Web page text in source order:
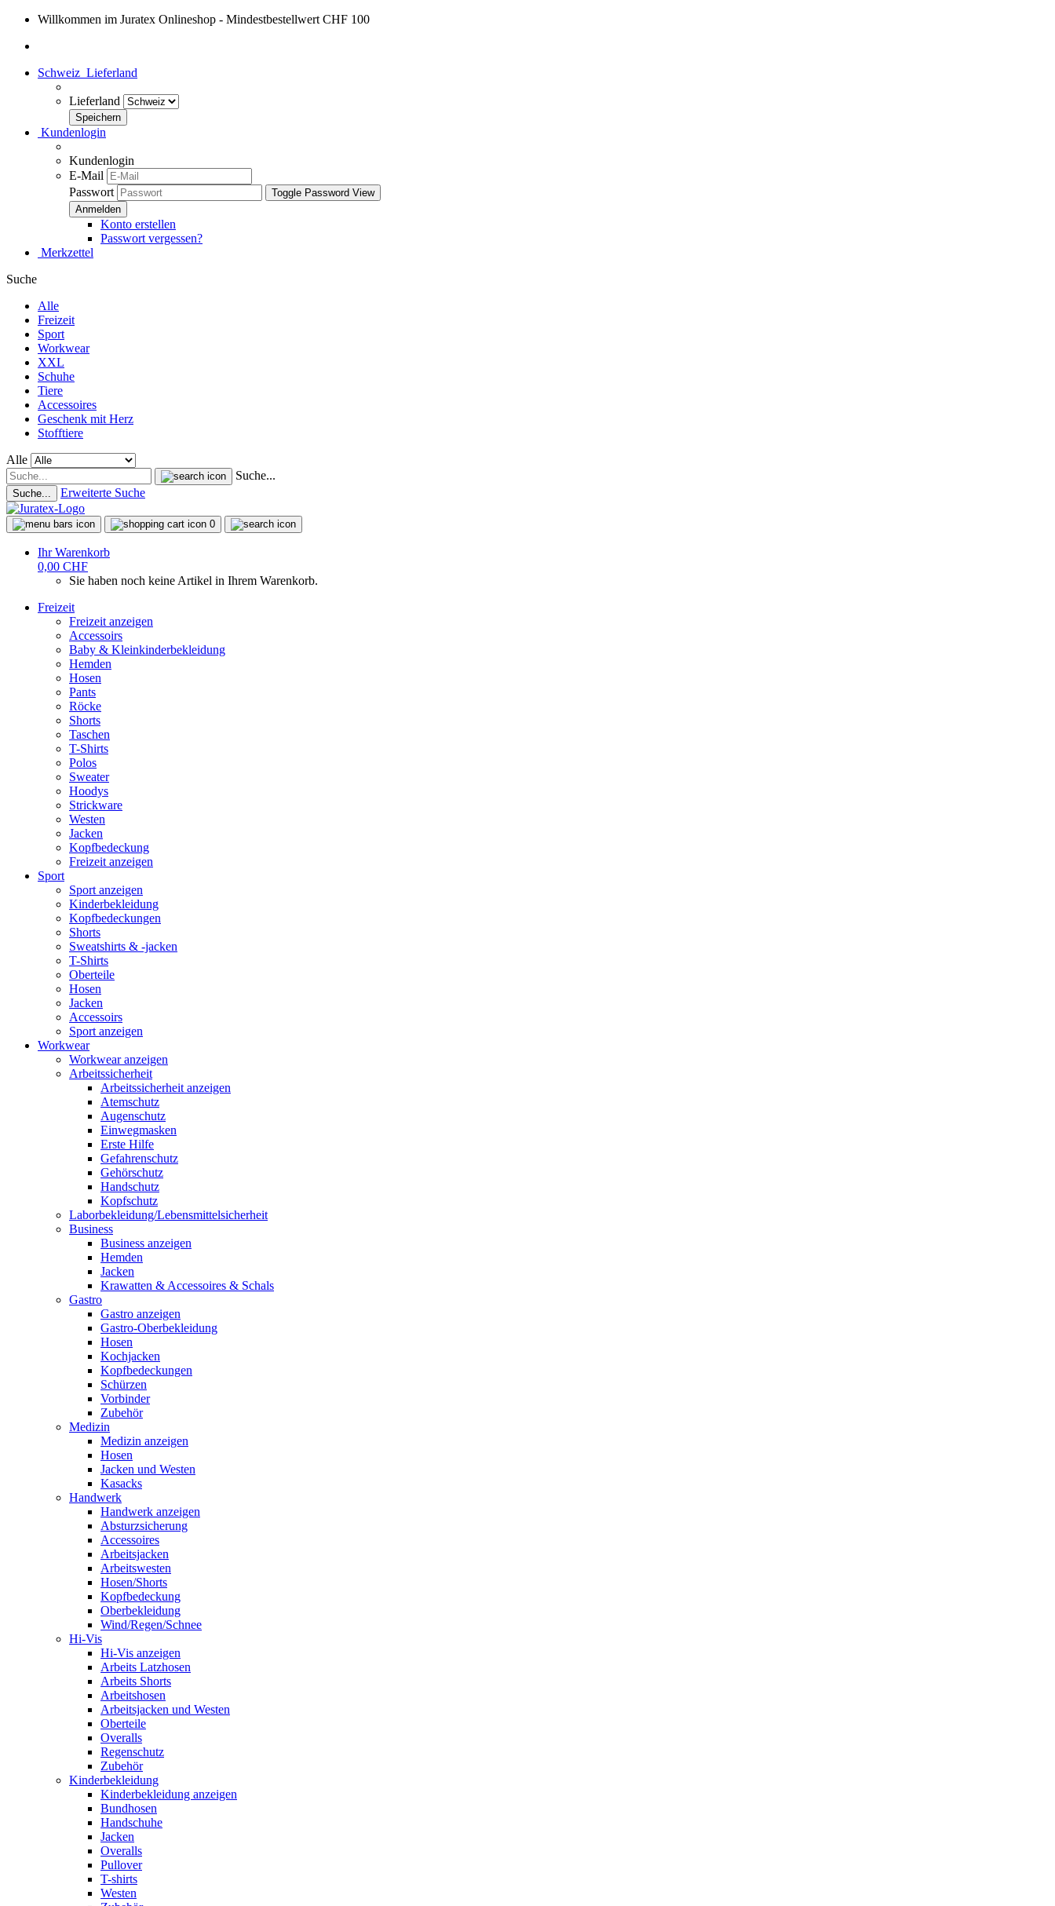
Willkommen im Juratex Onlineshop - Mindestbestellwert CHF 100
Schweiz Lieferland
Lieferland
Kundenlogin
Kundenlogin
E-Mail
Passwort
Toggle Password View
Konto erstellen
Passwort vergessen?
Merkzettel
Suche
Alle
Freizeit
Sport
Workwear
XXL
Schuhe
Tiere
Accessoires
Geschenk mit Herz
Stofftiere
Alle
Suche...
Suche... Erweiterte Suche
0
Ihr Warenkorb
0,00 CHF
Sie haben noch keine Artikel in Ihrem Warenkorb.
Freizeit
Freizeit anzeigen
Accessoirs
Baby & Kleinkinderbekleidung
Hemden
Hosen
Pants
Röcke
Shorts
Taschen
T-Shirts
Polos
Sweater
Hoodys
Strickware
Westen
Jacken
Kopfbedeckung
Freizeit anzeigen
Sport
Sport anzeigen
Kinderbekleidung
Kopfbedeckungen
Shorts
Sweatshirts & -jacken
T-Shirts
Oberteile
Hosen
Jacken
Accessoirs
Sport anzeigen
Workwear
Workwear anzeigen
Arbeitssicherheit
Arbeitssicherheit anzeigen
Atemschutz
Augenschutz
Einwegmasken
Erste Hilfe
Gefahrenschutz
Gehörschutz
Handschutz
Kopfschutz
Laborbekleidung/Lebensmittelsicherheit
Business
Business anzeigen
Hemden
Jacken
Krawatten & Accessoires & Schals
Gastro
Gastro anzeigen
Gastro-Oberbekleidung
Hosen
Kochjacken
Kopfbedeckungen
Schürzen
Vorbinder
Zubehör
Medizin
Medizin anzeigen
Hosen
Jacken und Westen
Kasacks
Handwerk
Handwerk anzeigen
Absturzsicherung
Accessoires
Arbeitsjacken
Arbeitswesten
Hosen/Shorts
Kopfbedeckung
Oberbekleidung
Wind/Regen/Schnee
Hi-Vis
Hi-Vis anzeigen
Arbeits Latzhosen
Arbeits Shorts
Arbeitshosen
Arbeitsjacken und Westen
Oberteile
Overalls
Regenschutz
Zubehör
Kinderbekleidung
Kinderbekleidung anzeigen
Bundhosen
Handschuhe
Jacken
Overalls
Pullover
T-shirts
Westen